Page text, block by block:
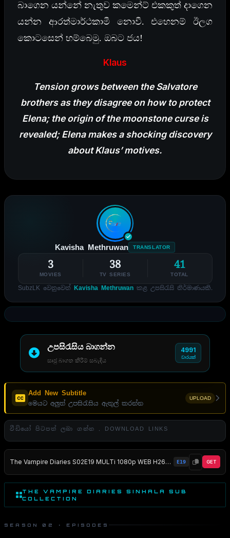
බාගෙන යන්නේ නැතුව කමෙන්ට් එකකුත් දාගෙන
යන්න ආරත්මාර්ථකාමී නොවී. එහෙනම් ඊලග
කොටසෙන් හම්බෙමු. ඔබට ජය!
Klaus
Tension grows between the Salvatore
brothers as they disagree on how to protect
Elena; the origin of the moonstone curse is
revealed; Elena makes a shocking discovery
about Klaus’ motives.
Kavisha Methruwan TRANSLATOR
3
MOVIES
38
TV SERIES
41
TOTAL
SubzLK වෙනුවෙන් Kavisha Methruwanකළ උපසිරැසි නිර්මාණයකි.
උපසිරැසිය බාගන්න
සෘජු බාගත කිරීම් සබැඳිය
4991
වාරයක්
Add New Subtitle
මෙයට අලුත් උපසිරැසිය ඇතුල් කරන්න
UPLOAD
වීඩියෝ පිටපත් ලබා ගන්න . DOWNLOAD LINKS
The Vampire Diaries S02E19 MULTi 1080p WEB H264-NERO EZTV E19 GET
THE VAMPIRE DIARIES SINHALA SUB
COLLECTION
SEASON 02 · EPISODES